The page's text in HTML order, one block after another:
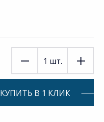
1 шт.
КУПИТЬ В 1 КЛИК